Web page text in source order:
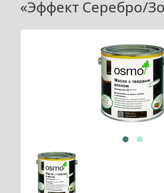
«Эффект Серебро/